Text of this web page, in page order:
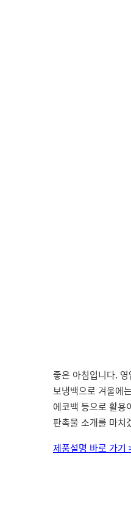
좋은 아침입니다.
보냉백으로 겨울에
에코백 등으로 활용
판촉물 소개를 마치
제품설명 바로 가기